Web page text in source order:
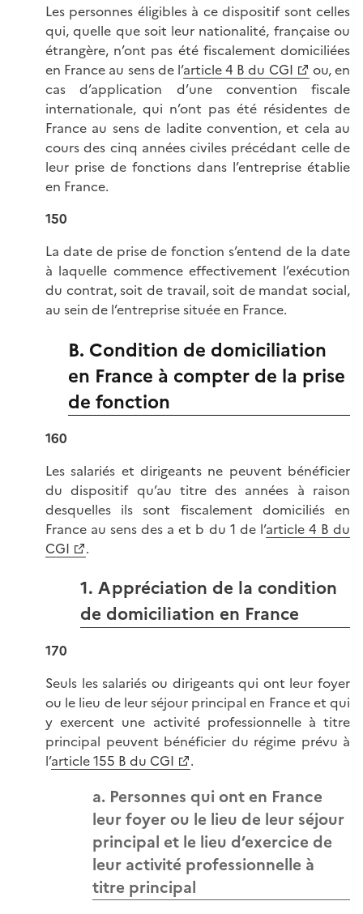
Les personnes éligibles à ce dispositif sont celles
qui, quelle que soit leur nationalité, française ou
étrangère, n’ont pas été fiscalement domiciliées
en France au sens de l’article 4 B du CGI
ou, en
cas d’application d’une convention fiscale
internationale, qui n’ont pas été résidentes de
France au sens de ladite convention, et cela au
cours des cinq années civiles précédant celle de
leur prise de fonctions dans l’entreprise établie
en France.
150
La date de prise de fonction s’entend de la date
à laquelle commence effectivement l’exécution
du contrat, soit de travail, soit de mandat social,
au sein de l’entreprise située en France.
B. Condition de domiciliation
en France à compter de la prise
de fonction
160
Les salariés et dirigeants ne peuvent bénéficier
du dispositif qu’au titre des années à raison
desquelles ils sont fiscalement domiciliés en
France au sens des a et b du 1 de l’article 4 B du
CGI
.
1. Appréciation de la condition
de domiciliation en France
170
Seuls les salariés ou dirigeants qui ont leur foyer
ou le lieu de leur séjour principal en France et qui
y exercent une activité professionnelle à titre
principal peuvent bénéficier du régime prévu à
l’article 155 B du CGI .
a. Personnes qui ont en France
leur foyer ou le lieu de leur séjour
principal et le lieu d’exercice de
leur activité professionnelle à
titre principal